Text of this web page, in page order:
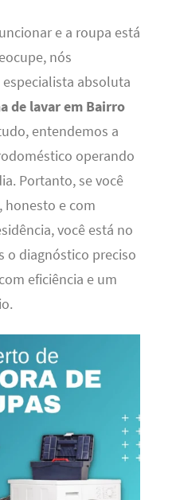
e a roupa está
nós
especialista absoluta
de lavar em Bairro
entendemos a
operando
Portanto, se você
honesto e com
você está no
o diagnóstico preciso
eficiência e um